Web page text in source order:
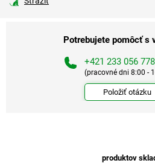
Potrebujete pomôcť s
+421 233 056 778
(pracovné dni 8:00 -
Položiť otázku
produktov